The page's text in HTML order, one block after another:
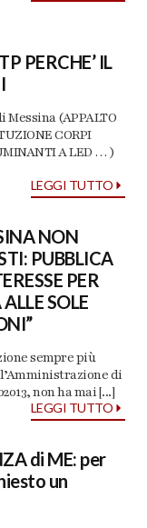
PERCHE’ IL
(APPALTO
CORPI
A LED … )
LEGGI TUTTO
NON
PUBBLICA
PER
SOLE
sempre più
di
non ha mai [...]
LEGGI TUTTO
di ME: per
un